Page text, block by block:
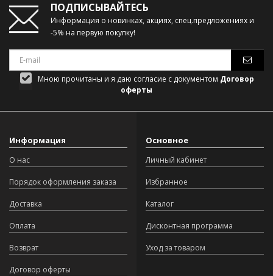
ПОДПИСЫВАЙТЕСЬ
Информация о новинках, акциях, спец.предложениях и
-5% на первую покупку!
Мною прочитаны и я даю согласие с документом Договор
оферты
Информация
О нас
Порядок оформления заказа
Доставка
Оплата
Возврат
Договор оферты
Основное
Личный кабинет
Избранное
Каталог
Дисконтная программа
Уход за товаром